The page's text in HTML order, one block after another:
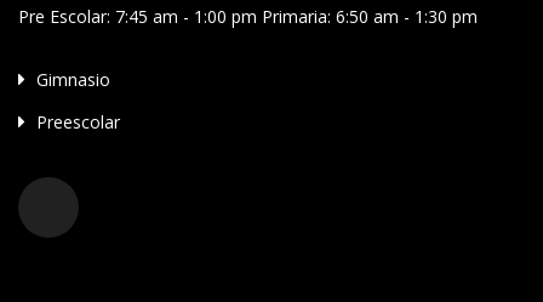
Pre Escolar: 7:45 am - 1:00 pm Primaria: 6:50 am - 1:30 pm
Gimnasio
Preescolar